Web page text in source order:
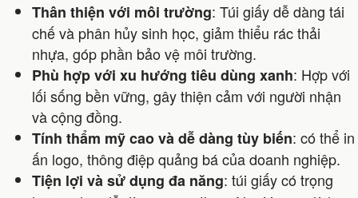
Thân thiện với môi trường: Túi giấy dễ dàng tái
chế và phân hủy sinh học, giảm thiểu rác thải
nhựa, góp phần bảo vệ môi trường.
Phù hợp với xu hướng tiêu dùng xanh: Hợp với
lối sống bền vững, gây thiện cảm với người nhận
và cộng đồng.
Tính thẩm mỹ cao và dễ dàng tùy biến: có thể in
ấn logo, thông điệp quảng bá của doanh nghiệp.
Tiện lợi và sử dụng đa năng: túi giấy có trọng